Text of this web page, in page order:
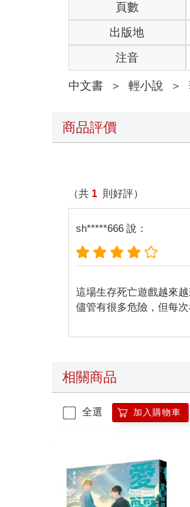
頁數
出版地
注音
中文書 ＞ 輕小說 ＞
商品評價
（共 1 則好評）
sh*****666 說：
這場生存死亡遊戲越來
儘管有很多危險，但每
相關商品
全選 加入購物車